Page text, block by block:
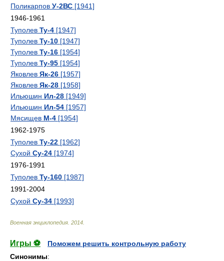
Поликарпов У-2ВС [1941]
1946-1961
Туполев Ту-4 [1947]
Туполев Ту-10 [1947]
Туполев Ту-16 [1954]
Туполев Ту-95 [1954]
Яковлев Як-26 [1957]
Яковлев Як-28 [1958]
Ильюшин Ил-28 [1949]
Ильюшин Ил-54 [1957]
Мясищев М-4 [1954]
1962-1975
Туполев Ту-22 [1962]
Сухой Су-24 [1974]
1976-1991
Туполев Ту-160 [1987]
1991-2004
Сухой Су-34 [1993]
Военная энциклопедия 2014
Игры ⚽
Поможем решить контрольную работу
Синонимы: